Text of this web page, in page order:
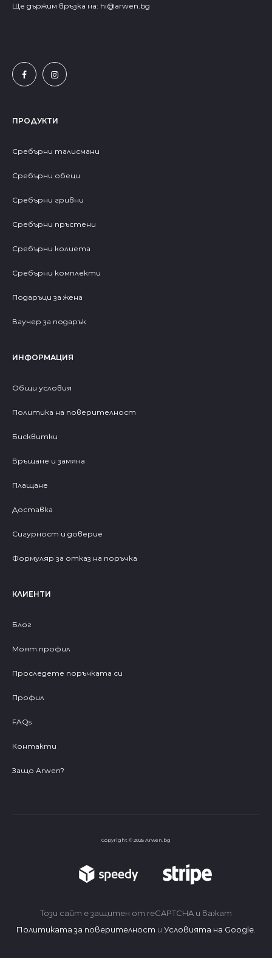
Ще държим връзка на: hi@arwen.bg
ПРОДУКТИ
Сребърни талисмани
Сребърни обеци
Сребърни гривни
Сребърни пръстени
Сребърни колиета
Сребърни комплекти
Подаръци за жена
Ваучер за подарък
ИНФОРМАЦИЯ
Общи условия
Политика на поверителност
Бисквитки
Връщане и замяна
Плащане
Доставка
Сигурност и доверие
Формуляр за отказ на поръчка
КЛИЕНТИ
Блог
Моят профил
Проследете поръчката си
Профил
FAQs
Контакти
Защо Arwen?
Copyright © 2025 Arwen.bg
Този сайт е защитен от reCAPTCHA и важат
Политиката за поверителност и Условията на Google